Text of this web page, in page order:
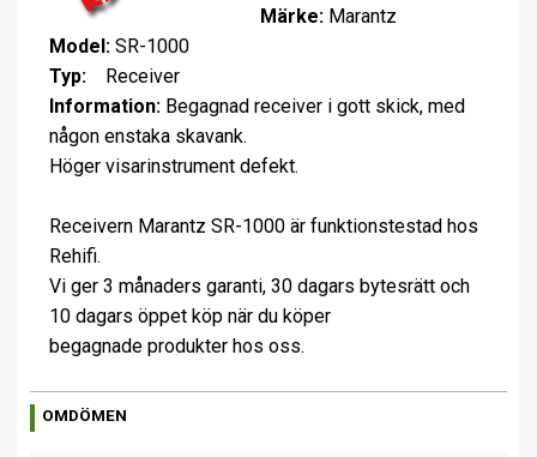
Märke: Marantz
Model: SR-1000
Typ:
Receiver
Information: Begagnad receiver i gott skick, med
någon enstaka skavank.
Höger visarinstrument defekt.
Receivern Marantz SR-1000 är funktionstestad hos
Rehifi.
Vi ger 3 månaders garanti, 30 dagars bytesrätt och
10 dagars öppet köp när du köper
begagnade produkter hos oss.
OMDÖMEN